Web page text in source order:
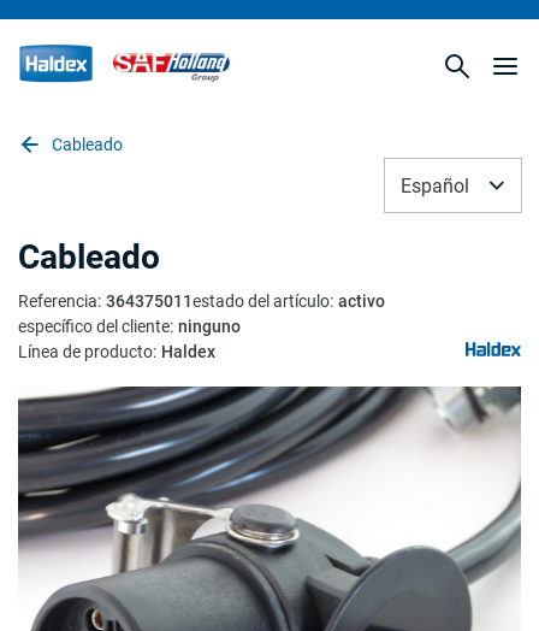
Cableado
Español
Cableado
Referencia: 364375011estado del artículo: activo
específico del cliente: ninguno
Línea de producto: Haldex